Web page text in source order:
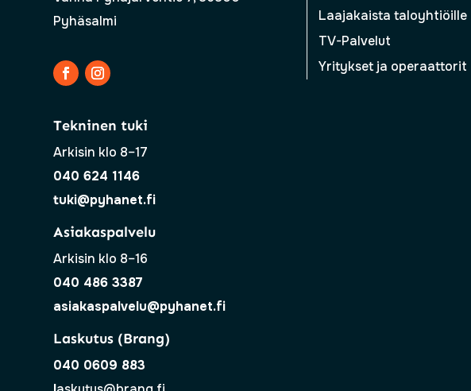
Pyhäsalmi
Tekninen tuki
Arkisin klo 8–17
040 624 1146
tuki@pyhanet.fi
Asiakaspalvelu
Arkisin klo 8–16
040 486 3387
asiakaspalvelu@pyhanet.fi
Laskutus (Brang)
040 0609 883
Laajakaista taloyhtiöille
TV-Palvelut
Yritykset ja operaattorit